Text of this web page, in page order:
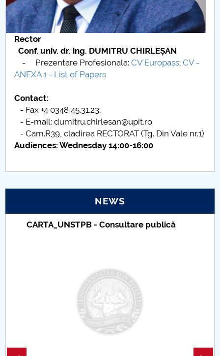
Senate
Faculties
Studenți
Public relations
International Relations
Personal data protection
IOSUD/CSUD – PhD studies
Comisie de etica unversitară
Accesibilitate pentru studenții cu dizabilități
Rector
Conf. univ. dr. ing. DUMITRU CHIRLEȘAN
- Prezentare Profesionala:CV Europass;CV -
ANEXA 1 - List of Papers
Contact:
- Fax +4 0348 45.31.23;
- E-mail: dumitru.chirlesan@upit.ro
- Cam.R39, cladirea RECTORAT (Tg. Din Vale nr.1)
Audiences: Wednesday 14:00-16:00
NEWS
CARTA_UNSTPB - Consultare publică